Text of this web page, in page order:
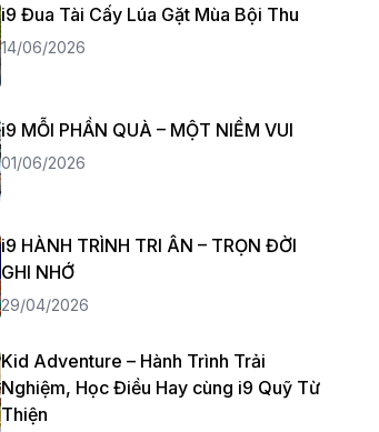
i9 Đua Tài Cấy Lúa Gặt Mùa Bội Thu
14/06/2026
i9 MỖI PHẦN QUÀ – MỘT NIỀM VUI
01/06/2026
i9 HÀNH TRÌNH TRI ÂN – TRỌN ĐỜI
GHI NHỚ
29/04/2026
Kid Adventure – Hành Trình Trải
Nghiệm, Học Điều Hay cùng i9 Quỹ Từ
Thiện